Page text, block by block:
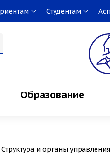
Студентам
Образование
Структура и органы